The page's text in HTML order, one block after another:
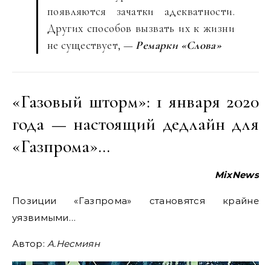
появляются зачатки адекватности.
Других способов вызвать их к жизни
не существует, — Ремарки «Слова»
«Газовый шторм»: 1 января 2020
года — настоящий дедлайн для
«Газпрома»…
MixNews
Позиции «Газпрома» становятся крайне
уязвимыми…
Автор:А.Несмиян